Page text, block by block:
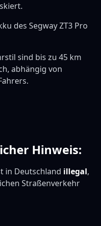
des Segway ZT3 Pro
sind bis zu 45 km
abhängig von
Hinweis:
in Deutschland illegal,
Straßenverkehr